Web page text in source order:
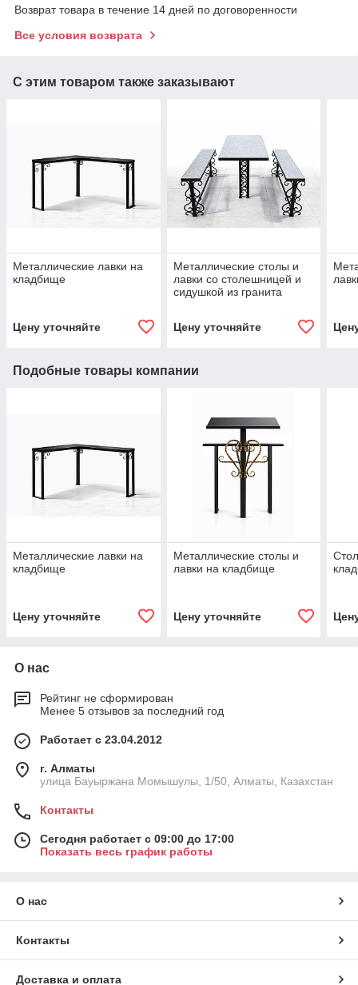
Возврат товара в течение 14 дней по договоренности
Все условия возврата
С этим товаром также заказывают
Металлические лавки на
кладбище
Цену уточняйте
Металлические столы и
лавки со столешницей и
сидушкой из гранита
Цену уточняйте
Подобные товары компании
Металлические лавки на
кладбище
Цену уточняйте
Металлические столы и
лавки на кладбище
Цену уточняйте
О нас
Рейтинг не сформирован
Менее 5 отзывов за последний год
Работает с 23.04.2012
г. Алматы
улица Бауыржана Момышулы, 1/50, Алматы, Казахстан
Контакты
Сегодня работает с 09:00 до 17:00
Показать весь график работы
О нас
Контакты
Доставка и оплата